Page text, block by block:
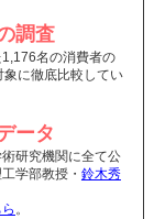
調査
名の消費者の
に徹底比較してい
ータ
研究機関に全て公
学部教授・ 鈴木秀
。